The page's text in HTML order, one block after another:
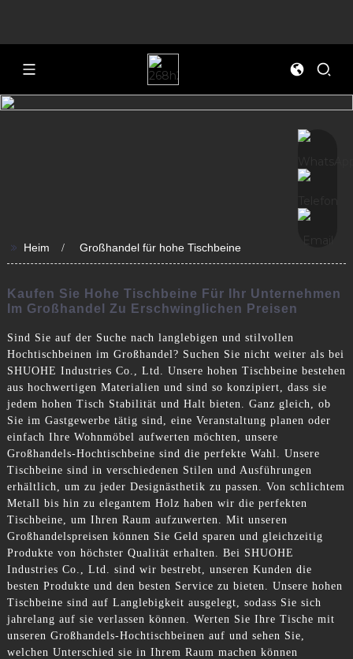
>> Heim Großhandel für hohe Tischbeine
Kaufen Sie Hohe Tischbeine Für Ihr Unternehmen
Im Großhandel Zu Erschwinglichen Preisen
Sind Sie auf der Suche nach langlebigen und stilvollen
Hochtischbeinen im Großhandel? Suchen Sie nicht weiter als bei
SHUOHE Industries Co., Ltd. Unsere hohen Tischbeine bestehen
aus hochwertigen Materialien und sind so konzipiert, dass sie
jedem hohen Tisch Stabilität und Halt bieten. Ganz gleich, ob
Sie im Gastgewerbe tätig sind, eine Veranstaltung planen oder
einfach Ihre Wohnmöbel aufwerten möchten, unsere
Großhandels-Hochtischbeine sind die perfekte Wahl. Unsere
Tischbeine sind in verschiedenen Stilen und Ausführungen
erhältlich, um zu jeder Designästhetik zu passen. Von schlichtem
Metall bis hin zu elegantem Holz haben wir die perfekten
Tischbeine, um Ihren Raum aufzuwerten. Mit unseren
Großhandelspreisen können Sie Geld sparen und gleichzeitig
Produkte von höchster Qualität erhalten. Bei SHUOHE
Industries Co., Ltd. sind wir bestrebt, unseren Kunden die
besten Produkte und den besten Service zu bieten. Unsere hohen
Tischbeine sind auf Langlebigkeit ausgelegt, sodass Sie sich
jahrelang auf sie verlassen können. Werten Sie Ihre Tische mit
unseren Großhandels-Hochtischbeinen auf und sehen Sie,
welchen Unterschied sie in Ihrem Raum machen können